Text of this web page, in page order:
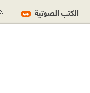
الكتب الصوتية جديد